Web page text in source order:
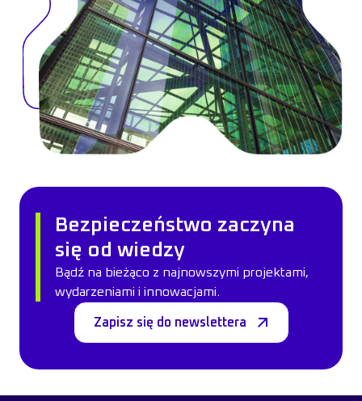
Bezpieczeństwo zaczyna
się od wiedzy
Bądź na bieżąco z najnowszymi projektami,
wydarzeniami i innowacjami.
Zapisz się do newslettera